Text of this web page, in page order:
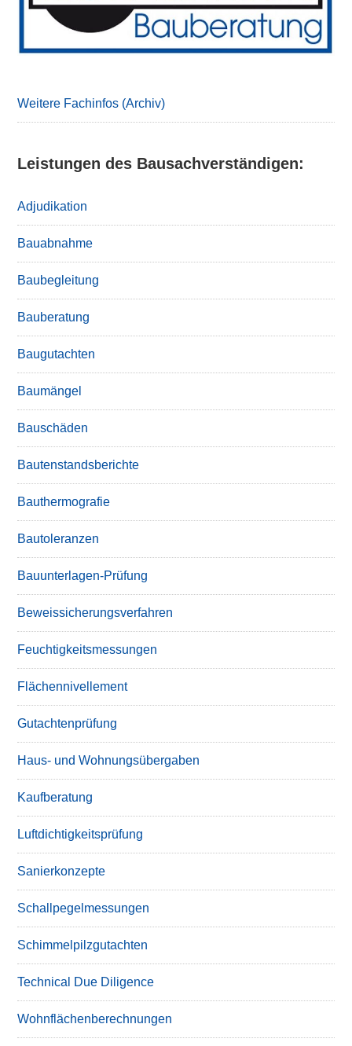
Weitere Fachinfos (Archiv)
Leistungen des Bausachverständigen:
Adjudikation
Bauabnahme
Baubegleitung
Bauberatung
Baugutachten
Baumängel
Bauschäden
Bautenstandsberichte
Bauthermografie
Bautoleranzen
Bauunterlagen-Prüfung
Beweissicherungsverfahren
Feuchtigkeitsmessungen
Flächennivellement
Gutachtenprüfung
Haus- und Wohnungsübergaben
Kaufberatung
Luftdichtigkeitsprüfung
Sanierkonzepte
Schallpegelmessungen
Schimmelpilzgutachten
Technical Due Diligence
Wohnflächenberechnungen